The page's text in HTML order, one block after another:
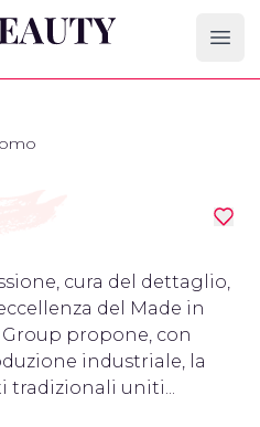
cura del dettaglio,
del Made in
Group propone, con
industriale, la
tradizionali uniti...